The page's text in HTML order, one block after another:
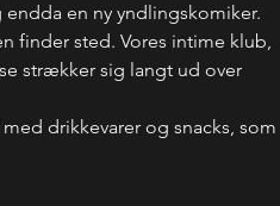
endda en ny yndlingskomiker.
finder sted. Vores intime klub,
strækker sig langt ud over
drikkevarer og snacks, som